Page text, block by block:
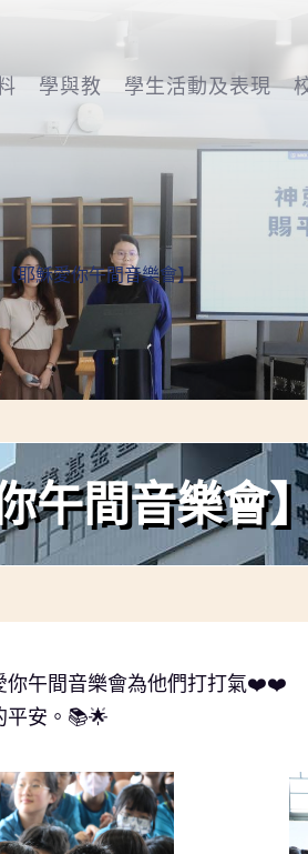
學與教 學生活動及表現
【耶穌愛你午間音樂會】
午間音樂會
午間音樂會為他們打打氣❤️❤️
安。 📚🌟